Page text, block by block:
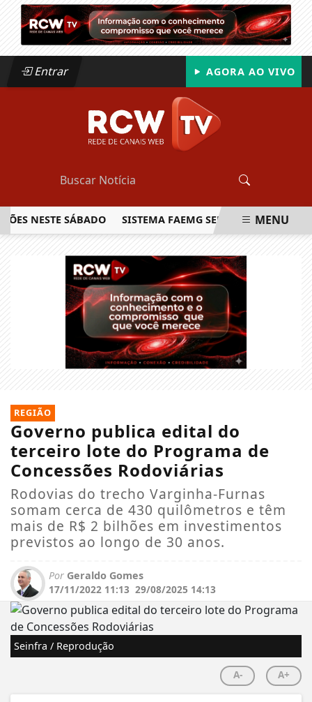
Entrar AGORA AO VIVO
SÁBADO SISTEMA FAEMG SENAR LANÇA OMENU
REGIÃO
Governo publica edital do
terceiro lote do Programa de
Concessões Rodoviárias
Rodovias do trecho Varginha-Furnas
somam cerca de 430 quilômetros e têm
mais de R$ 2 bilhões em investimentos
previstos ao longo de 30 anos.
Por Geraldo Gomes
17/11/2022 11:13 29/08/2025 14:13
Seinfra / Reprodução
A- A+